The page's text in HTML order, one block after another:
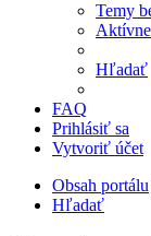
Temy
Hľadať
FAQ
Prihlásiť sa
Vytvoriť účet
Obsah portálu
Hľadať